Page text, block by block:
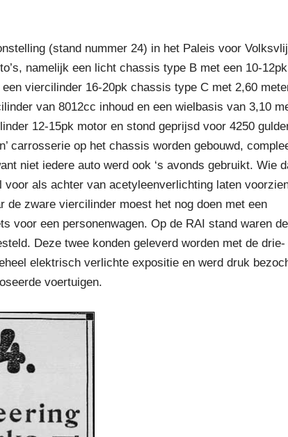
(stand nummer 24) in het Paleis voor
namelijk een licht chassis type B met een 10-
viercilinder 16-20pk chassis type C met 2,60
van 8012cc inhoud en een wielbasis van 3,10
12-15pk motor en stond geprijsd voor 4250
carrosserie op het chassis worden gebouwd,
niet iedere auto werd ook ‘s avonds gebruikt. Wie
als achter van acetyleenverlichting laten
de zware viercilinder moest het nog doen met een
voor een personenwagen. Op de RAI stand waren
Deze twee konden geleverd worden met de
elektrisch verlichte expositie en werd druk
voertuigen.